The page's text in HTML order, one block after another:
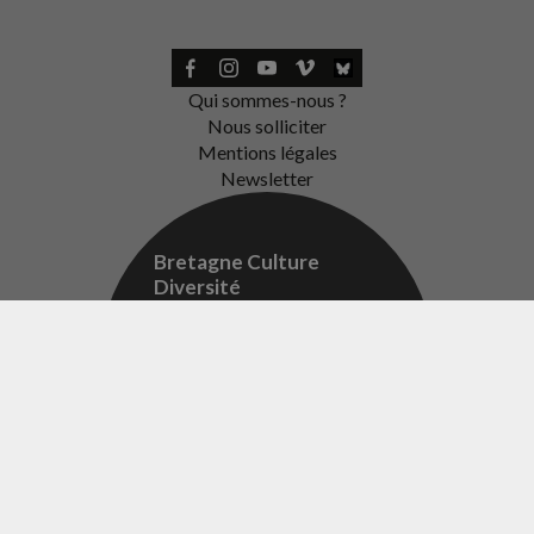
Qui sommes-nous ?
Nous solliciter
Mentions légales
Newsletter
Bretagne Culture
Diversité